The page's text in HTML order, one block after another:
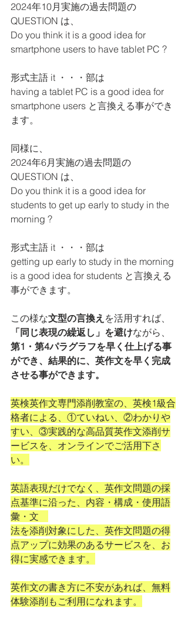
2024年10月実施の過去問題の
QUESTION は、
Do you think it is a good idea for
smartphone users to have tablet PC ?
形式主語 it ・・・部は
having a tablet PC is a good idea for
smartphone users と言換える事ができ
ます。
同様に、
2024年6月実施の過去問題の
QUESTION は、
Do you think it is a good idea for
students to get up early to study in the
morning ?
形式主語 it ・・・部は
getting up early to study in the morning
is a good idea for students と言換える
事ができます。
この様な文型の言換え を活用すれば、
「同じ表現の繰返し」を避けながら、
第1・第4パラグラフを早く仕上げる事
ができ、結果的に、英作文を早く完成
させる事ができます。
英検英作文専門添削教室の、英検1級合
格者による、①ていねい、②わかりや
すい、③実践的な高品質英作文添削サ
ービスを、オンラインでご活用下さ
い。
英語表現だけでなく、英作文問題の採
点基準に沿った、内容・構成・使用語
彙・文
法を添削対象にした、英作文問題の得
点アップに効果のあるサービスを、お
得に実感できます。
英作文の書き方に不安があれば、無料
体験添削もご利用になれます。